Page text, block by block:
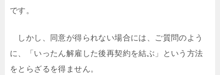
です。
しかし、同意が得られない場合には、ご質問のよう
に、「いったん解雇した後再契約を結ぶ」という方法
をとらざるを得ません。